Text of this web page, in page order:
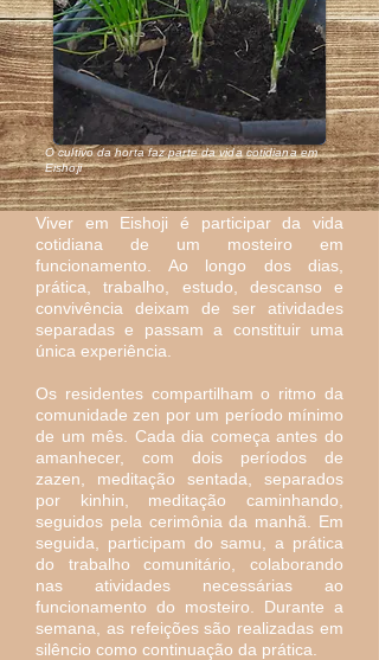
O cultivo da horta faz parte da vida cotidiana em
Eishoji
Viver em Eishoji é participar da vida
cotidiana de um mosteiro em
funcionamento. Ao longo dos dias,
prática, trabalho, estudo, descanso e
convivência deixam de ser atividades
separadas e passam a constituir uma
única experiência.
Os residentes compartilham o ritmo da
comunidade zen por um período mínimo
de um mês. Cada dia começa antes do
amanhecer, com dois períodos de
zazen, meditação sentada, separados
por kinhin, meditação caminhando,
seguidos pela cerimônia da manhã. Em
seguida, participam do samu, a prática
do trabalho comunitário, colaborando
nas atividades necessárias ao
funcionamento do mosteiro. Durante a
semana, as refeições são realizadas em
silêncio como continuação da prática.